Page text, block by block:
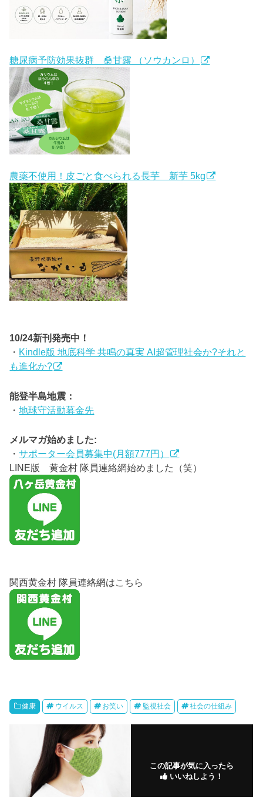
糖尿病予防効果抜群 桑甘露 （ソウカンロ）
農薬不使用！皮ごと食べられる長芋 新芋 5kg
10/24新刊発売中！
・ Kindle版 地底科学 共鳴の真実 AI超管理社会か?それと
も進化か?
能登半島地震：
・地球守活動募金先
メルマガ始めました:
・サポーター会員募集中(月額777円）
LINE版 黄金村 隊員連絡網始めました（笑）
関西黄金村 隊員連絡網はこちら
健康 ウイルス お笑い 監視社会 社会の仕組み
この記事が気に入ったら
いいねしよう！